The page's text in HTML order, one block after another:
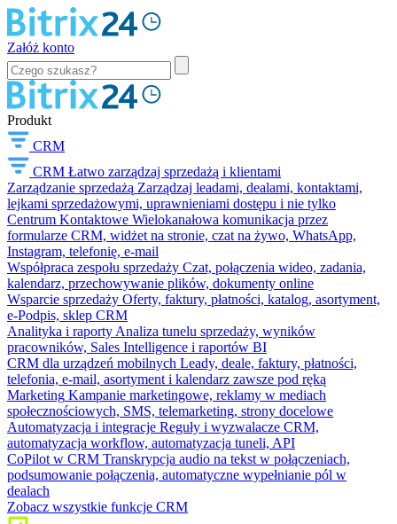
Załóż konto
Produkt
CRM
CRM Łatwo zarządzaj sprzedażą i klientami
Zarządzanie sprzedażą Zarządzaj leadami, dealami, kontaktami,
lejkami sprzedażowymi, uprawnieniami dostępu i nie tylko
Centrum Kontaktowe Wielokanałowa komunikacja przez
formularze CRM, widżet na stronie, czat na żywo, WhatsApp,
Instagram, telefonię, e-mail
Współpraca zespołu sprzedaży Czat, połączenia wideo, zadania,
kalendarz, przechowywanie plików, dokumenty online
Wsparcie sprzedaży Oferty, faktury, płatności, katalog, asortyment,
e-Podpis, sklep CRM
Analityka i raporty Analiza tunelu sprzedaży, wyników
pracowników, Sales Intelligence i raportów BI
CRM dla urządzeń mobilnych Leady, deale, faktury, płatności,
telefonia, e-mail, asortyment i kalendarz zawsze pod ręką
Marketing Kampanie marketingowe, reklamy w mediach
społecznościowych, SMS, telemarketing, strony docelowe
Automatyzacja i integracje Reguły i wyzwalacze CRM,
automatyzacja workflow, automatyzacja tuneli, API
CoPilot w CRM Transkrypcja audio na tekst w połączeniach,
podsumowanie połączenia, automatyczne wypełnianie pól w
dealach
Zobacz wszystkie funkcje CRM